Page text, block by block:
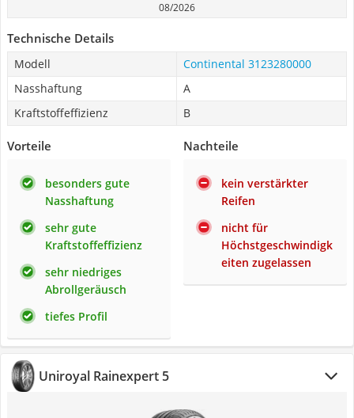
08/2026
Technische Details
Modell
Continental 3123280000
Nasshaftung
A
Kraftstoffeffizienz
B
Vorteile
besonders gute
Nasshaftung
sehr gute
Kraftstoffeffizienz
sehr niedriges
Abrollgeräusch
tiefes Profil
Nachteile
kein verstärkter
Reifen
nicht für
Höchstgeschwindigk
eiten zugelassen
Uniroyal Rainexpert 5